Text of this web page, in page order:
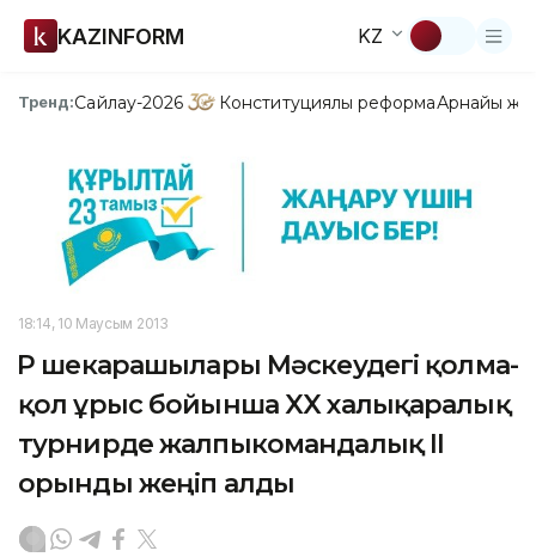
KAZINFORM KZ
Тренд:Сайлау-2026 Конституциялық реформаАрнайы
18:14, 10 Маусым 2013
ҚР шекарашылары Мәскеудегі қолма-
қол ұрыс бойынша XX халықаралық
турнирде жалпыкомандалық ІІ
орынды жеңіп алды